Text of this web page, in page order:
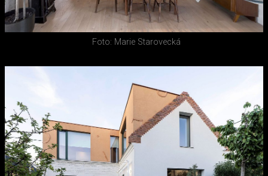
Foto: Marie Starovecká